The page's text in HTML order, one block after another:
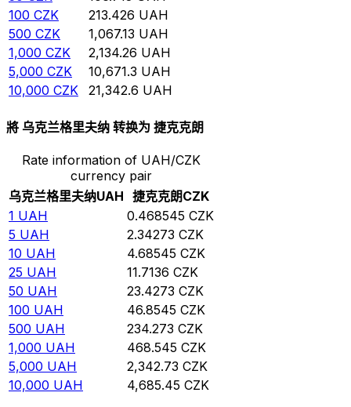
100 CZK 213.426 UAH
500 CZK 1,067.13 UAH
1,000 CZK 2,134.26 UAH
5,000 CZK 10,671.3 UAH
10,000 CZK 21,342.6 UAH
將 乌克兰格里夫纳 转换为 捷克克朗
Rate information of UAH/CZK
currency pair
乌克兰格里夫纳UAH 捷克克朗CZK
1 UAH 0.468545 CZK
5 UAH 2.34273 CZK
10 UAH 4.68545 CZK
25 UAH 11.7136 CZK
50 UAH 23.4273 CZK
100 UAH 46.8545 CZK
500 UAH 234.273 CZK
1,000 UAH 468.545 CZK
5,000 UAH 2,342.73 CZK
10,000 UAH 4,685.45 CZK